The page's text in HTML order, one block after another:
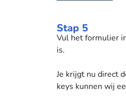
Stap 5
Vul het formulier
is.
Je krijgt nu direct
keys kunnen wij